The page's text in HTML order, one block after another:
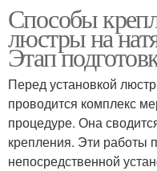
Способы
люстры на
Этап
Перед установкой
проводится комплекс
процедуре. Она
крепления. Эти работы
непосредственной